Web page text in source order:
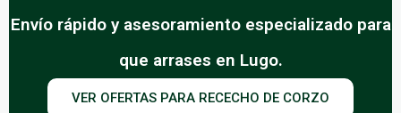
Envío rápido y asesoramiento especializado para
que arrases en Lugo.
VER OFERTAS PARA RECECHO DE CORZO